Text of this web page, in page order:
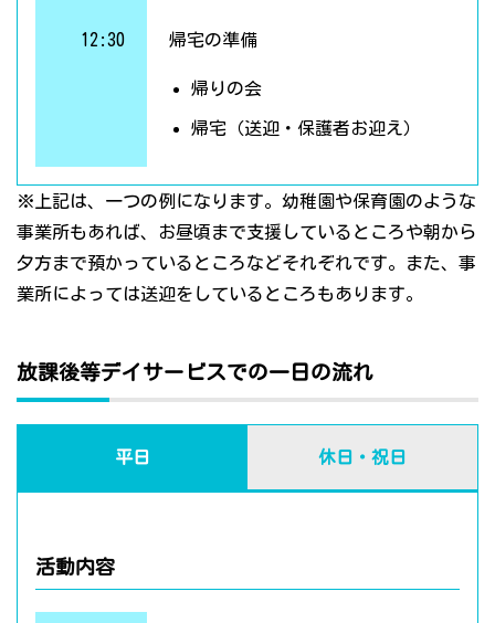
12:30 帰宅の準備
帰りの会
帰宅（送迎・保護者お迎え）
※上記は、一つの例になります。幼稚園や保育園のような
事業所もあれば、お昼頃まで支援しているところや朝から
夕方まで預かっているところなどそれぞれです。また、事
業所によっては送迎をしているところもあります。
放課後等デイサービスでの一日の流れ
平日 休日・祝日
活動内容